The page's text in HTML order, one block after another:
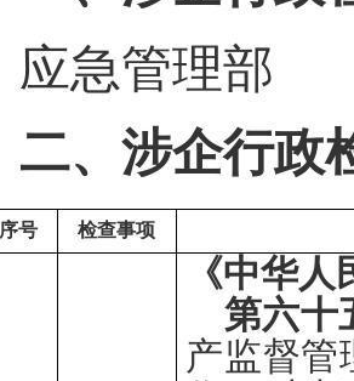
应急管理部
二、涉企行政
序号 检查事项
《中华
第六十
产监督管